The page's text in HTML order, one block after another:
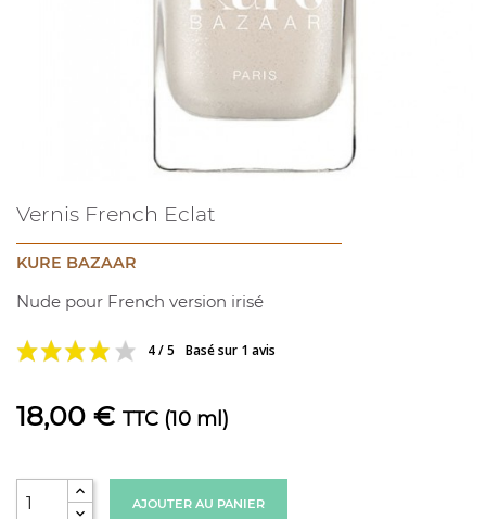
Vernis French Eclat
KURE BAZAAR
Nude pour French version irisé
4 / 5 Basé sur 1 avis
18,00 € TTC (10 ml)
AJOUTER AU PANIER